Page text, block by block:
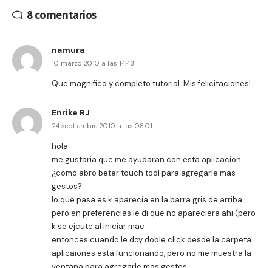
8 comentarios
namura
10 marzo 2010 a las 14:43
Que magnifico y completo tutorial. Mis felicitaciones!
Enrike RJ
24 septiembre 2010 a las 08:01
hola
me gustaria que me ayudaran con esta aplicacion
¿como abro beter touch tool para agregarle mas
gestos?
lo que pasa es k aparecia en la barra gris de arriba
pero en preferencias le di que no apareciera ahi (pero
k se ejcute al iniciar mac
entonces cuando le doy doble click desde la carpeta
aplicaiones esta funcionando, pero no me muestra la